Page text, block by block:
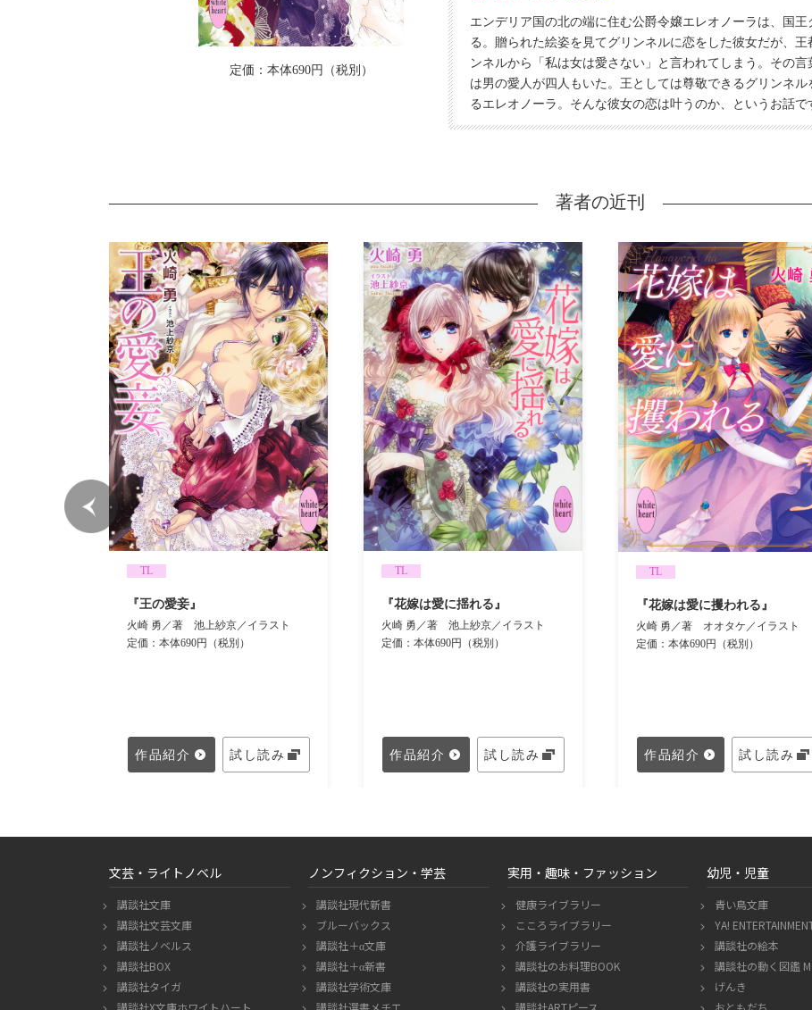
定価：本体690円（税別）
エンデリア国の北の端に住む公爵令嬢エレオノーラは、国
る。贈られた絵姿を見てグリンネルに恋をした彼女だが、王
ンネルから「私は女は愛さない」と言われてしまう。その
は男の愛人が四人もいた。王としては尊敬できるグリンネ
るエレオノーラ。そんな彼女の恋は叶うのか、というお話で
著者の近刊
TL
『王の愛妾』
火崎 勇／著 池上紗京／イラスト
定価：本体690円（税別）
作品紹介 試し読み
TL
『花嫁は愛に揺れる』
火崎 勇／著 池上紗京／イラスト
定価：本体690円（税別）
作品紹介 試し読み
TL
『花嫁は愛に攫われる』
火崎 勇／著 オオタケ／イラスト
定価：本体690円（税別）
作品紹介 試し読み
文芸・ライトノベル
講談社文庫
講談社文芸文庫
講談社ノベルス
講談社BOX
講談社タイガ
講談社X文庫ホワイトハート
ノンフィクション・学芸
講談社現代新書
ブルーバックス
講談社＋α文庫
講談社＋α新書
講談社学術文庫
講談社選書メチエ
実用・趣味・ファッション
健康ライブラリー
こころライブラリー
介護ライブラリー
講談社のお料理BOOK
講談社の実用書
講談社ARTピース
幼児・児童
青い鳥文庫
YA!
講談社の絵本
講談社の動く図鑑
げんき
おともだち